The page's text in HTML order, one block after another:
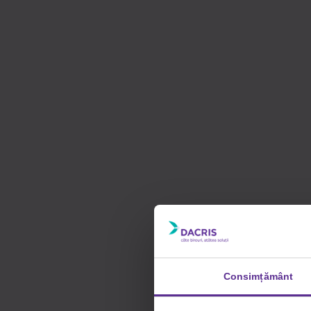
Consimțământ